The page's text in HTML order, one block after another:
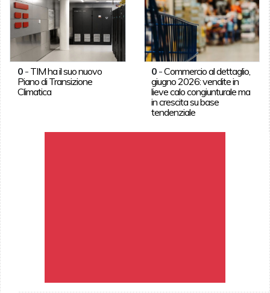
0- TIM ha il suo nuovo
Piano di Transizione
Climatica
0 -Commercio al dettaglio,
giugno 2026: vendite in
lieve calo congiunturale ma
in crescita su base
tendenziale